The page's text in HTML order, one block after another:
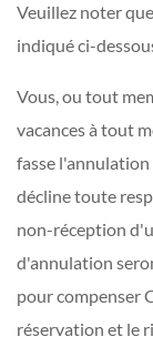
Veuillez noter
indiqué ci-
Vous, ou tout
vacances à tout
fasse
décline toute
non-réception
d'annulation
pour compenser
réservation et le